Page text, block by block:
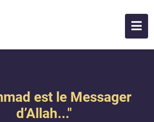
est le Messager
d’Allah..."